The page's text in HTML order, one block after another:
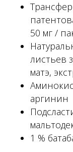
50 мг /
листьев
матэ,
аргинин
1 %